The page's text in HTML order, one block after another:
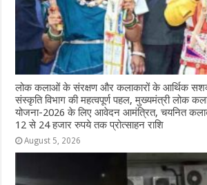
लोक कलाओं के संरक्षण और कलाकारों के आर्थिक
संस्कृति विभाग की महत्वपूर्ण पहल, मुख्यमंत्री लोक
योजना-2026 के लिए आवेदन आमंत्रित, चयनित
12 से 24 हजार रुपये तक प्रोत्साहन राशि
August 5, 2026